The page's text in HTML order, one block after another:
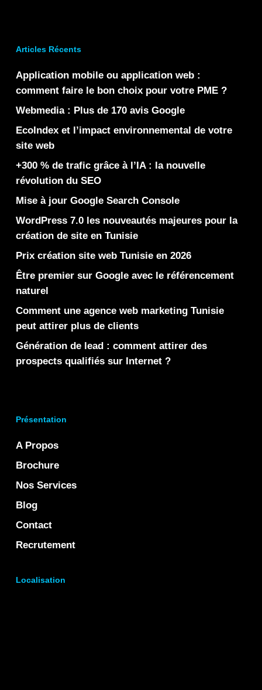
Articles Récents
Application mobile ou application web :
comment faire le bon choix pour votre PME ?
Webmedia : Plus de 170 avis Google
EcoIndex et l’impact environnemental de votre
site web
+300 % de trafic grâce à l’IA : la nouvelle
révolution du SEO
Mise à jour Google Search Console
WordPress 7.0 les nouveautés majeures pour la
création de site en Tunisie
Prix création site web Tunisie en 2026
Être premier sur Google avec le référencement
naturel
Comment une agence web marketing Tunisie
peut attirer plus de clients
Génération de lead : comment attirer des
prospects qualifiés sur Internet ?
Présentation
A Propos
Brochure
Nos Services
Blog
Contact
Recrutement
Localisation